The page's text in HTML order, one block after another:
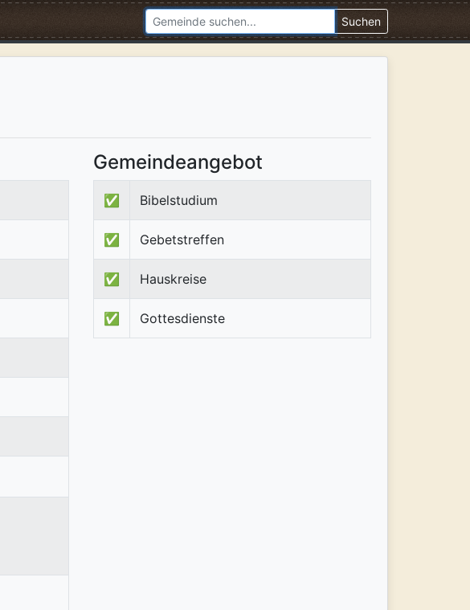
Suchen
Gemeindeangebot
✅ Bibelstudium
✅ Gebetstreffen
✅ Hauskreise
✅ Gottesdienste